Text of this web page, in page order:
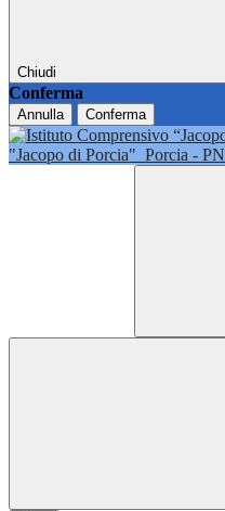
Chiudi
Conferma
Annulla Conferma
"Jacopo di Porcia" Porcia - PN